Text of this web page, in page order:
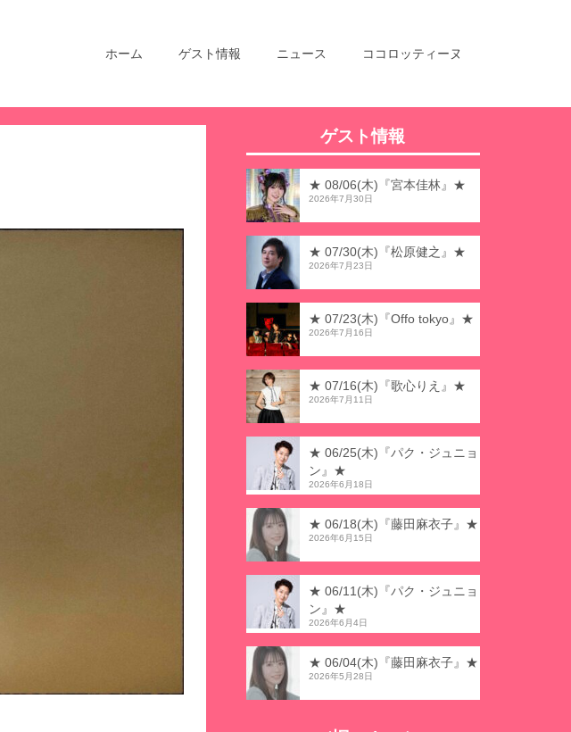
ホーム ゲスト情報 ニュース ココロッティーヌ
ゲスト情報
★ 08/06(木)『宮本佳林』★
2026年7月30日
★ 07/30(木)『松原健之』★
2026年7月23日
★ 07/23(木)『Offo tokyo』★
2026年7月16日
★ 07/16(木)『歌心りえ』★
2026年7月11日
★ 06/25(木)『パク・ジュニョ
ン』★
2026年6月18日
★ 06/18(木)『藤田麻衣子』★
2026年6月15日
★ 06/11(木)『パク・ジュニョ
ン』★
2026年6月4日
★ 06/04(木)『藤田麻衣子』★
2026年5月28日